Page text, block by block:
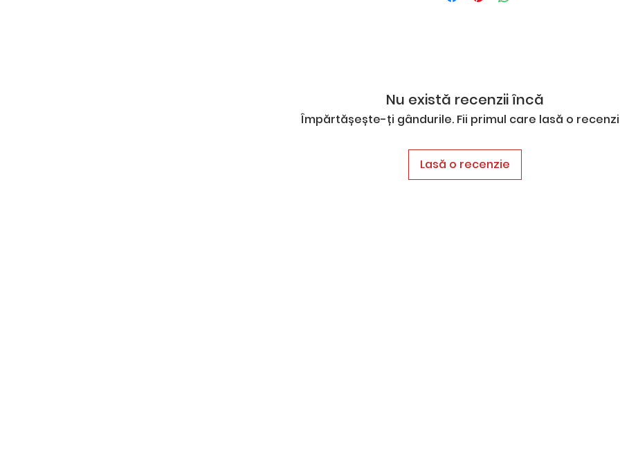
Nu există recenzii încă
Împărtășește-ți gândurile. Fii primul care lasă o
Lasă o recenzie